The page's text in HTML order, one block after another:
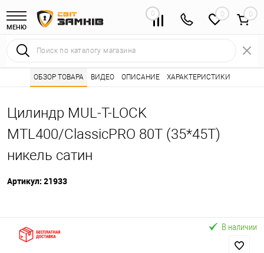
МЕНЮ
0 0
Интернет магазин замков Каталог товаров ⭐ • Сердцевины
Цилиндр MUL-T-LOCK
MTL400/ClassicPRO 80T (35*45T)
никель сатин
Артикул: 21933
ОБЗОР ТОВАРА ВИДЕО ОПИСАНИЕ ХАРАКТЕРИСТИКИ
В наличии